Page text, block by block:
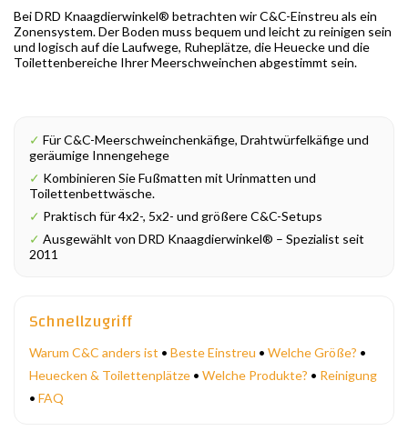
Bei DRD Knaagdierwinkel® betrachten wir C&C-Einstreu als ein
Zonensystem. Der Boden muss bequem und leicht zu reinigen sein
und logisch auf die Laufwege, Ruheplätze, die Heuecke und die
Toilettenbereiche Ihrer Meerschweinchen abgestimmt sein.
✓ Für C&C-Meerschweinchenkäfige, Drahtwürfelkäfige und
geräumige Innengehege
✓ Kombinieren Sie Fußmatten mit Urinmatten und
Toilettenbettwäsche.
✓ Praktisch für 4x2-, 5x2- und größere C&C-Setups
✓ Ausgewählt von DRD Knaagdierwinkel® – Spezialist seit
2011
Schnellzugriff
Warum C&C anders ist • Beste Einstreu • Welche Größe? •
Heuecken & Toilettenplätze • Welche Produkte? • Reinigung
• FAQ